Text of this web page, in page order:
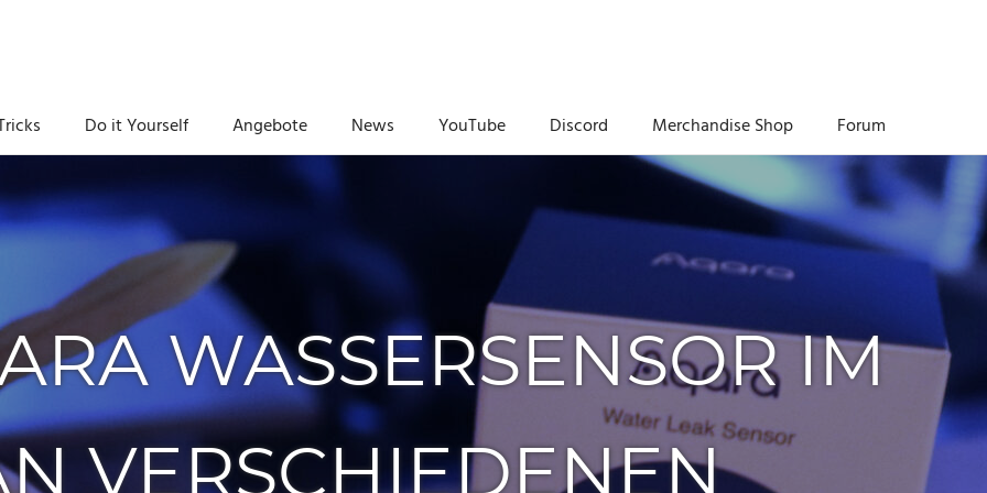
Do it Yourself Angebote News YouTube Discord Merchandise Shop Forum
WASSERSENSOR IM
VERSCHIEDENEN